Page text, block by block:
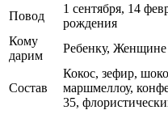
Повод
1 сентября, 14
рождения
Кому
дарим
Ребенку, Женщине
Cостав
Кокос, зефир,
маршмеллоу,
35,